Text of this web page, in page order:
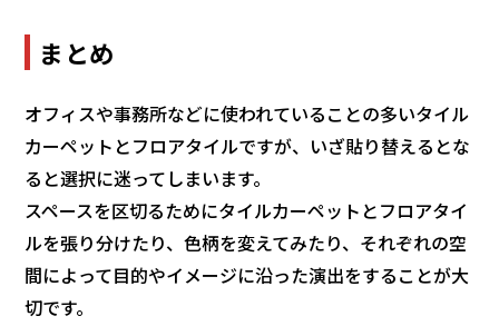
まとめ
オフィスや事務所などに使われていることの多いタイル
カーペットとフロアタイルですが、いざ貼り替えるとな
ると選択に迷ってしまいます。
スペースを区切るためにタイルカーペットとフロアタイ
ルを張り分けたり、色柄を変えてみたり、それぞれの空
間によって目的やイメージに沿った演出をすることが大
切です。